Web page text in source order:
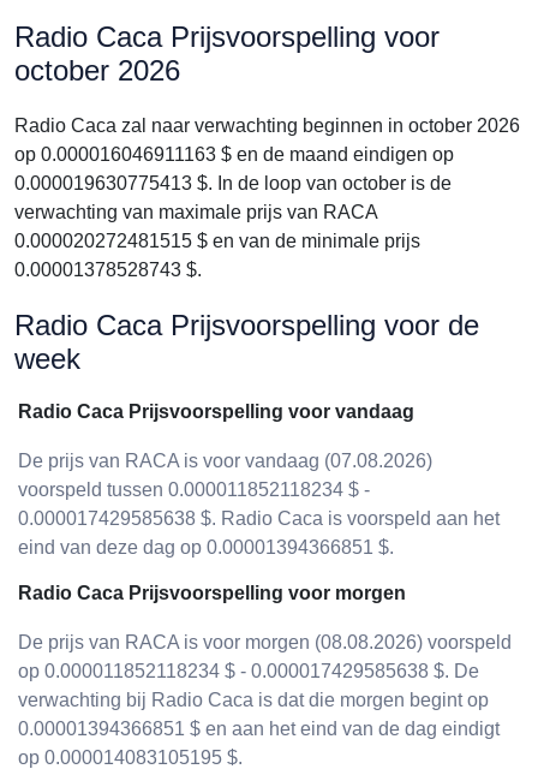
Radio Caca Prijsvoorspelling voor
october 2026
Radio Caca zal naar verwachting beginnen in october 2026
op 0.000016046911163 $ en de maand eindigen op
0.000019630775413 $. In de loop van october is de
verwachting van maximale prijs van RACA
0.000020272481515 $ en van de minimale prijs
0.00001378528743 $.
Radio Caca Prijsvoorspelling voor de
week
Radio Caca Prijsvoorspelling voor vandaag
De prijs van RACA is voor vandaag (07.08.2026)
voorspeld tussen 0.000011852118234 $ -
0.000017429585638 $. Radio Caca is voorspeld aan het
eind van deze dag op 0.00001394366851 $.
Radio Caca Prijsvoorspelling voor morgen
De prijs van RACA is voor morgen (08.08.2026) voorspeld
op 0.000011852118234 $ - 0.000017429585638 $. De
verwachting bij Radio Caca is dat die morgen begint op
0.00001394366851 $ en aan het eind van de dag eindigt
op 0.000014083105195 $.